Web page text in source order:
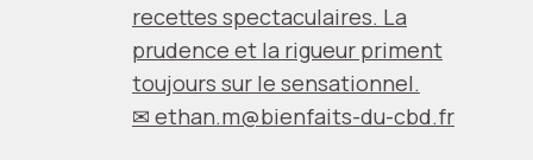
recettes spectaculaires. La
prudence et la rigueur priment
toujours sur le sensationnel.
✉ ethan.m@bienfaits-du-cbd.fr